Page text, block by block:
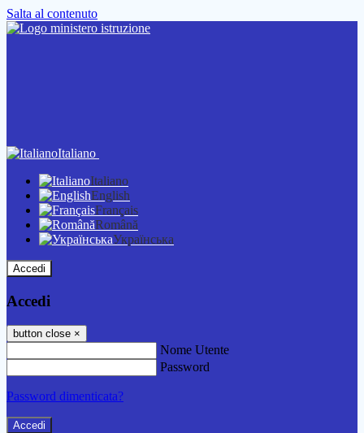
Salta al contenuto
Italiano
Italiano
English
Français
Română
Українська
Accedi
Accedi
button close ×
Nome Utente
Password
Password dimenticata?